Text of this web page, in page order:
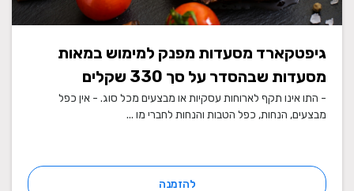
גיפטקארד מסעדות מפנק למימוש במאות
מסעדות שבהסדר על סך 330 שקלים
- התו אינו תקף לארוחות עסקיות או מבצעים מכל סוג. - אין כפל
מבצעים, הנחות, כפל הטבות והנחות לחברי מו ...
להזמנה